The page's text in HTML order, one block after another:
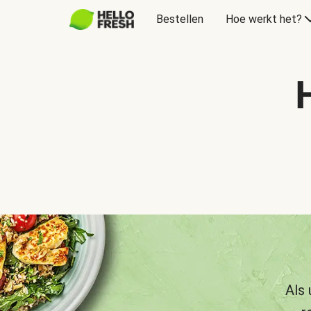
Bestellen Hoe werkt het?
Als